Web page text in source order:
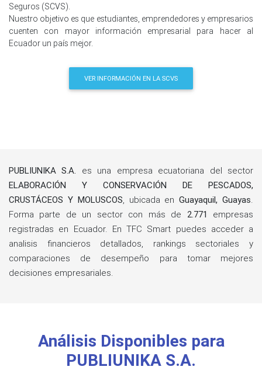
Seguros (SCVS).
Nuestro objetivo es que estudiantes, emprendedores y empresarios
cuenten con mayor información empresarial para hacer al
Ecuador un país mejor.
VER INFORMACIÓN EN LA SCVS
PUBLIUNIKA S.A. es una empresa ecuatoriana del sector
ELABORACIÓN Y CONSERVACIÓN DE PESCADOS,
CRUSTÁCEOS Y MOLUSCOS, ubicada enGuayaquil, Guayas.
Forma parte de un sector con más de 2.771
empresas
registradas en Ecuador. En TFC Smart puedes acceder a
analisis financieros detallados, rankings sectoriales y
comparaciones de desempeño para tomar mejores
decisiones empresariales.
Análisis Disponibles para
PUBLIUNIKA S.A.